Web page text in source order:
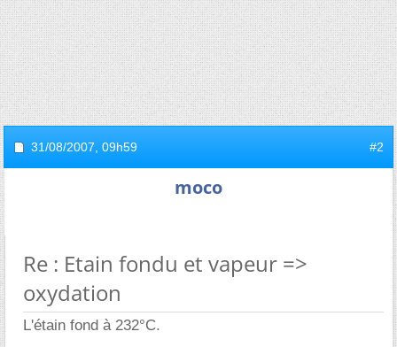
31/08/2007, 09h59 #2
moco
Re : Etain fondu et vapeur =>
oxydation
L'étain fond à 232°C.